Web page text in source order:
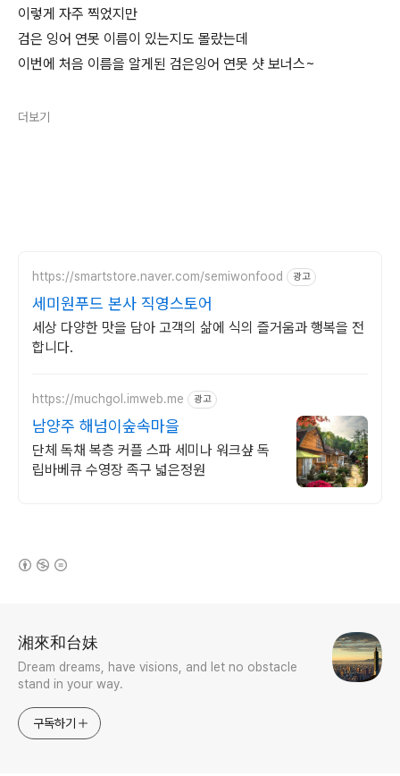
이렇게 자주 찍었지만
검은 잉어 연못 이름이 있는지도 몰랐는데
이번에 처음 이름을 알게된 검은잉어 연못 샷 보너스~
더보기
https://smartstore.naver.com/semiwonfood 광고
세미원푸드 본사 직영스토어
세상 다양한 맛을 담아 고객의 삶에 식의 즐거움과 행복을 전
합니다.
https://muchgol.imweb.me 광고
남양주 해넘이숲속마을
단체 독채 복층 커플 스파 세미나 워크샾 독
립바베큐 수영장 족구 넓은정원
湘來和台妹
Dream dreams, have visions, and let no obstacle
stand in your way.
구독하기